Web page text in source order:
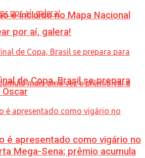
é incluído no Mapa Nacional
Mega-Sena; prêmio acumula
por aí, galera!
de Copa, Brasil se prepara
é apresentado como vigário no